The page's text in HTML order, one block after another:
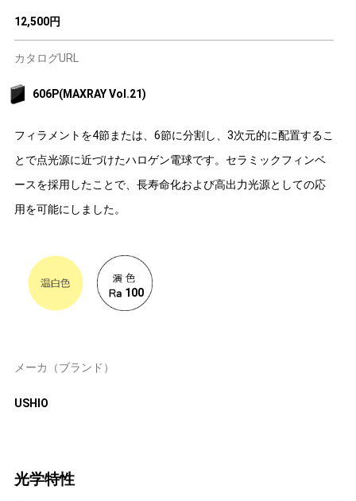
12,500円
カタログURL
606P(MAXRAY Vol.21)
フィラメントを4節または、6節に分割し、3次元的に配置するこ
とで点光源に近づけたハロゲン電球です。セラミックフィンベ
ースを採用したことで、長寿命化および高出力光源としての応
用を可能にしました。
100
メーカ（ブランド）
USHIO
光学特性